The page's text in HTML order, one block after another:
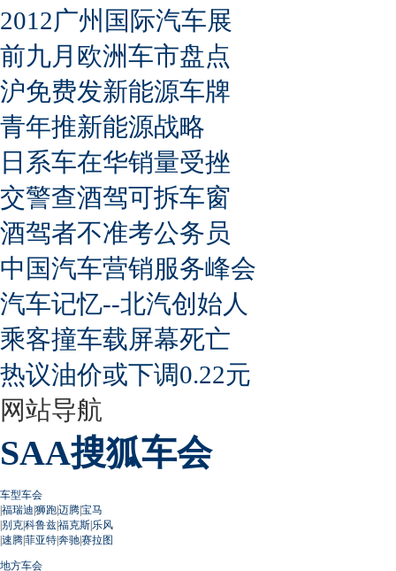
2012广州国际汽车展
前九月欧洲车市盘点
沪免费发新能源车牌
青年推新能源战略
日系车在华销量受挫
交警查酒驾可拆车窗
酒驾者不准考公务员
中国汽车营销服务峰会
汽车记忆--北汽创始人
乘客撞车载屏幕死亡
热议油价或下调0.22元
网站导航
SAA搜狐车会
车型车会
|福瑞迪|狮跑|迈腾|宝马
|别克|科鲁兹|福克斯|乐风
|速腾|菲亚特|奔驰|赛拉图
地方车会